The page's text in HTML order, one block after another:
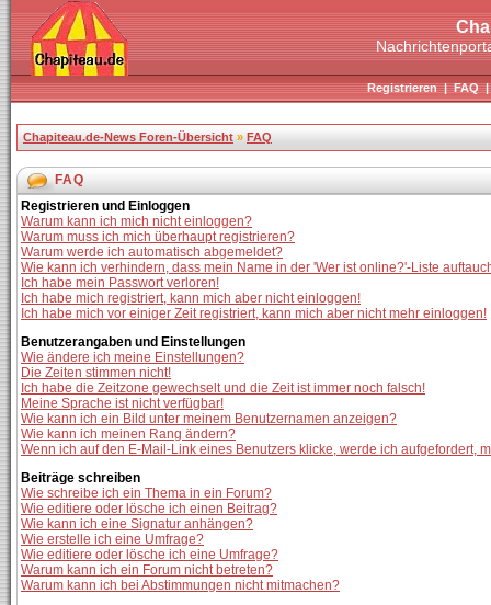
Registrieren|FAQ
Chapiteau.de-News Foren-Übersicht » FAQ
FAQ
Registrieren und Einloggen
Warum kann ich mich nicht einloggen?
Warum muss ich mich überhaupt registrieren?
Warum werde ich automatisch abgemeldet?
Wie kann ich verhindern, dass mein Name in der 'Wer ist online?'-Liste
Ich habe mein Passwort verloren!
Ich habe mich registriert, kann mich aber nicht einloggen!
Ich habe mich vor einiger Zeit registriert, kann mich aber nicht mehr einloggen!
Benutzerangaben und Einstellungen
Wie ändere ich meine Einstellungen?
Die Zeiten stimmen nicht!
Ich habe die Zeitzone gewechselt und die Zeit ist immer noch falsch!
Meine Sprache ist nicht verfügbar!
Wie kann ich ein Bild unter meinem Benutzernamen anzeigen?
Wie kann ich meinen Rang ändern?
Wenn ich auf den E-Mail-Link eines Benutzers klicke, werde ich aufgefordert,
Beiträge schreiben
Wie schreibe ich ein Thema in ein Forum?
Wie editiere oder lösche ich einen Beitrag?
Wie kann ich eine Signatur anhängen?
Wie erstelle ich eine Umfrage?
Wie editiere oder lösche ich eine Umfrage?
Warum kann ich ein Forum nicht betreten?
Warum kann ich bei Abstimmungen nicht mitmachen?